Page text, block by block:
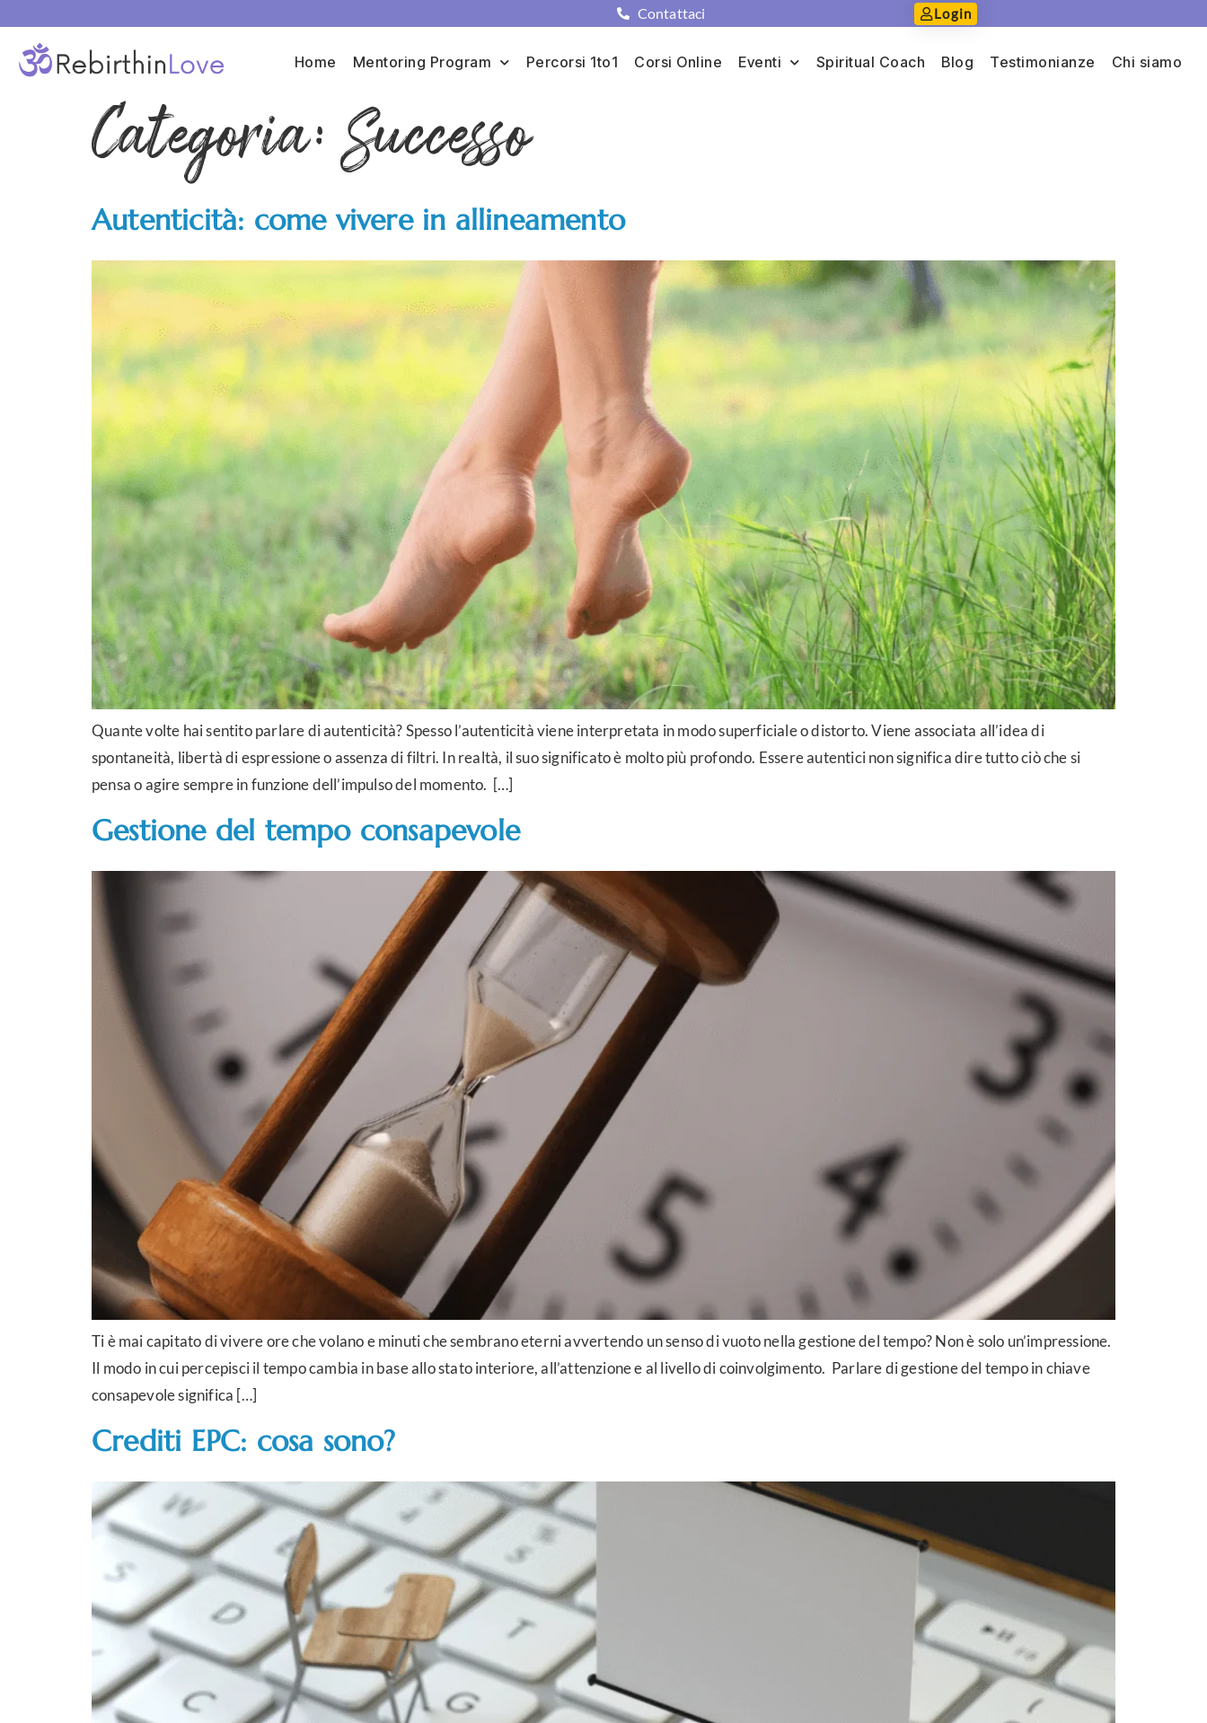
Contattaci Login
Home Mentoring Program Percorsi 1to1 Corsi Online Eventi Spiritual Coach Blog Testimonianze Chi siamo
Categoria:Successo
Autenticità: come vivere in allineamento
Quante volte hai sentito parlare di autenticità? Spesso l’autenticità viene interpretata in modo superficiale o distorto. Viene associata all’idea di
spontaneità, libertà di espressione o assenza di filtri. In realtà, il suo significato è molto più profondo. Essere autentici non significa dire tutto ciò che si
pensa o agire sempre in funzione dell’impulso del momento. […]
Gestione del tempo consapevole
Ti è mai capitato di vivere ore che volano e minuti che sembrano eterni avvertendo un senso di vuoto nella gestione del tempo? Non è solo un’impressione.
Il modo in cui percepisci il tempo cambia in base allo stato interiore, all’attenzione e al livello di coinvolgimento. Parlare di gestione del tempo in chiave
consapevole significa […]
Crediti EPC: cosa sono?